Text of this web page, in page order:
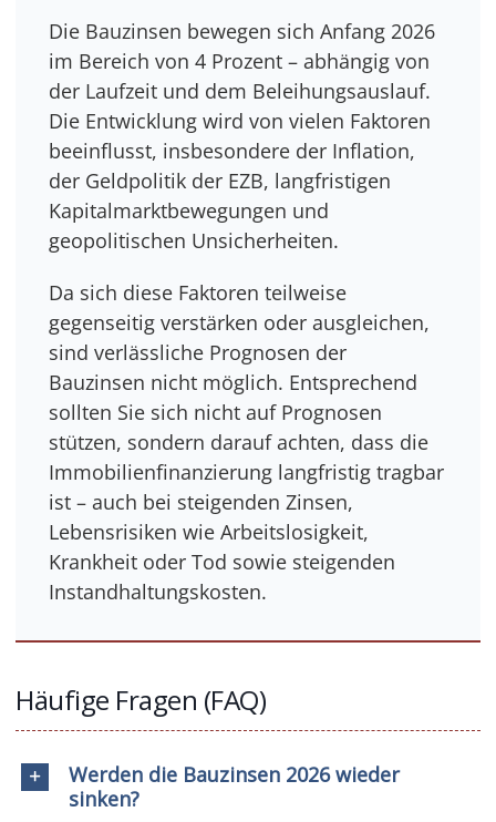
Die Bauzinsen bewegen sich Anfang 2026
im Bereich von 4 Prozent – abhängig von
der Laufzeit und dem Beleihungsauslauf.
Die Entwicklung wird von vielen Faktoren
beeinflusst, insbesondere der Inflation,
der Geldpolitik der EZB, langfristigen
Kapitalmarktbewegungen und
geopolitischen Unsicherheiten.
Da sich diese Faktoren teilweise
gegenseitig verstärken oder ausgleichen,
sind verlässliche Prognosen der
Bauzinsen nicht möglich. Entsprechend
sollten Sie sich nicht auf Prognosen
stützen, sondern darauf achten, dass die
Immobilienfinanzierung langfristig tragbar
ist – auch bei steigenden Zinsen,
Lebensrisiken wie Arbeitslosigkeit,
Krankheit oder Tod sowie steigenden
Instandhaltungskosten.
Häufige Fragen (FAQ)
Werden die Bauzinsen 2026 wieder
sinken?